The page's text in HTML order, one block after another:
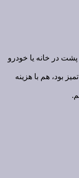
در خانه یا خودرو
بود، هم با هزینه